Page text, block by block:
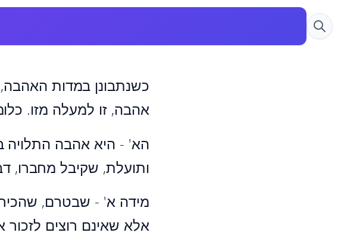
כשנתבונן במדות
אהבה, זו למעלה מזו.
הא' - היא אהבה התלויה
ותועלת, שקיבל מחברו,
מידה א' - שבטרם,
אלא שאינם רוצים